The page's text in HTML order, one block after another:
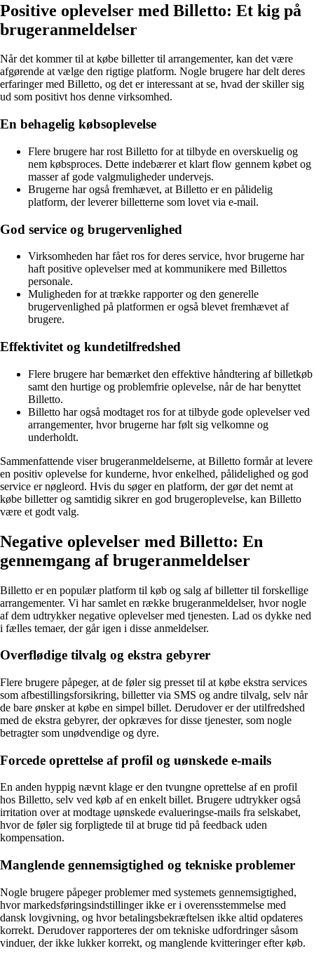
Positive oplevelser med Billetto: Et kig på
brugeranmeldelser
Når det kommer til at købe billetter til arrangementer, kan det være
afgørende at vælge den rigtige platform. Nogle brugere har delt deres
erfaringer med Billetto, og det er interessant at se, hvad der skiller sig
ud som positivt hos denne virksomhed.
En behagelig købsoplevelse
Flere brugere har rost Billetto for at tilbyde en overskuelig og
nem købsproces. Dette indebærer et klart flow gennem købet og
masser af gode valgmuligheder undervejs.
Brugerne har også fremhævet, at Billetto er en pålidelig
platform, der leverer billetterne som lovet via e-mail.
God service og brugervenlighed
Virksomheden har fået ros for deres service, hvor brugerne har
haft positive oplevelser med at kommunikere med Billettos
personale.
Muligheden for at trække rapporter og den generelle
brugervenlighed på platformen er også blevet fremhævet af
brugere.
Effektivitet og kundetilfredshed
Flere brugere har bemærket den effektive håndtering af billetkøb
samt den hurtige og problemfrie oplevelse, når de har benyttet
Billetto.
Billetto har også modtaget ros for at tilbyde gode oplevelser ved
arrangementer, hvor brugerne har følt sig velkomne og
underholdt.
Sammenfattende viser brugeranmeldelserne, at Billetto formår at levere
en positiv oplevelse for kunderne, hvor enkelhed, pålidelighed og god
service er nøgleord. Hvis du søger en platform, der gør det nemt at
købe billetter og samtidig sikrer en god brugeroplevelse, kan Billetto
være et godt valg.
Negative oplevelser med Billetto: En
gennemgang af brugeranmeldelser
Billetto er en populær platform til køb og salg af billetter til forskellige
arrangementer. Vi har samlet en række brugeranmeldelser, hvor nogle
af dem udtrykker negative oplevelser med tjenesten. Lad os dykke ned
i fælles temaer, der går igen i disse anmeldelser.
Overflødige tilvalg og ekstra gebyrer
Flere brugere påpeger, at de føler sig presset til at købe ekstra services
som afbestillingsforsikring, billetter via SMS og andre tilvalg, selv når
de bare ønsker at købe en simpel billet. Derudover er der utilfredshed
med de ekstra gebyrer, der opkræves for disse tjenester, som nogle
betragter som unødvendige og dyre.
Forcede oprettelse af profil og uønskede e-mails
En anden hyppig nævnt klage er den tvungne oprettelse af en profil
hos Billetto, selv ved køb af en enkelt billet. Brugere udtrykker også
irritation over at modtage uønskede evalueringse-mails fra selskabet,
hvor de føler sig forpligtede til at bruge tid på feedback uden
kompensation.
Manglende gennemsigtighed og tekniske problemer
Nogle brugere påpeger problemer med systemets gennemsigtighed,
hvor markedsføringsindstillinger ikke er i overensstemmelse med
dansk lovgivning, og hvor betalingsbekræftelsen ikke altid opdateres
korrekt. Derudover rapporteres der om tekniske udfordringer såsom
vinduer, der ikke lukker korrekt, og manglende kvitteringer efter køb.